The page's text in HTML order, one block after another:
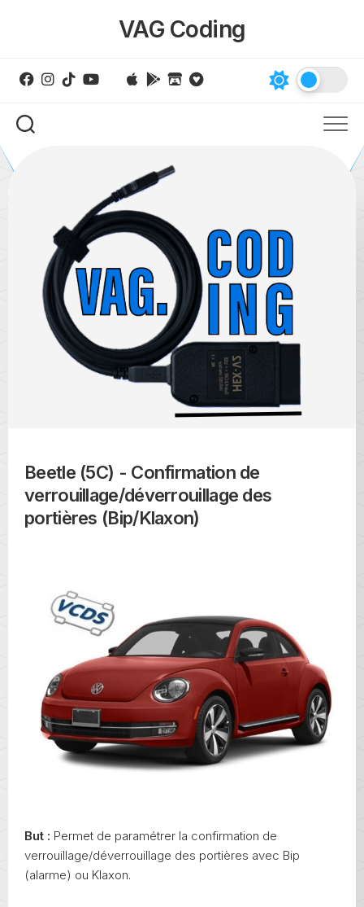
VAG Coding
Beetle (5C) - Confirmation de
verrouillage/déverrouillage des
portières (Bip/Klaxon)
But : Permet de paramétrer la confirmation de
verrouillage/déverrouillage des portières avec Bip
(alarme) ou Klaxon.